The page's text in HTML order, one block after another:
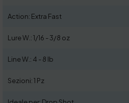
Action: Extra Fast
Lure W.: 1/16 - 3/8 oz
Line W.: 4 - 8 lb
Sezioni: 1 Pz